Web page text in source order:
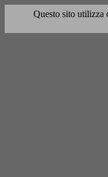
Questo sito utilizza